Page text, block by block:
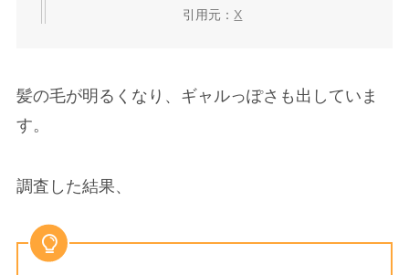
引用元： X
髪の毛が明るくなり、ギャルっぽさも出していま
す。
調査した結果、